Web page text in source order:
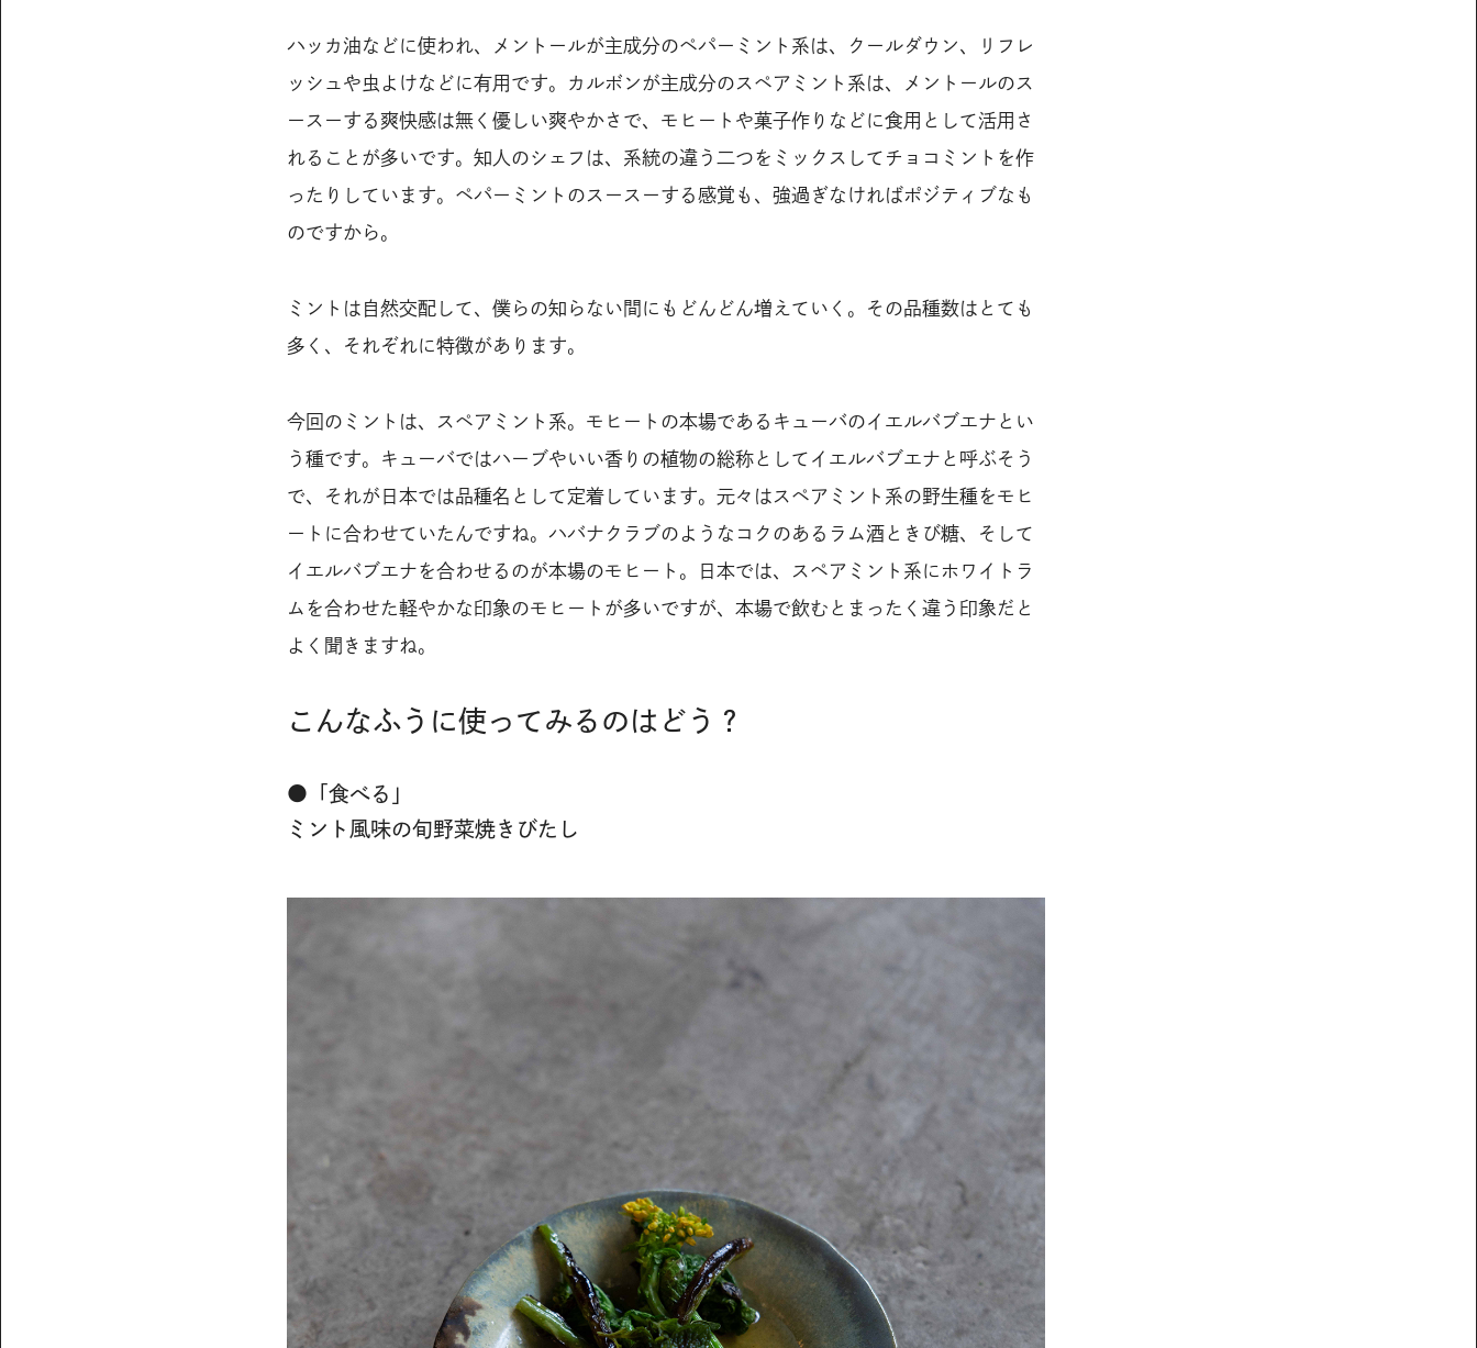
ハッカ油などに使われ、メントールが主成分のペパーミント系は、クールダウン、リフレ
ッシュや虫よけなどに有用です。カルボンが主成分のスペアミント系は、メントールのス
ースーする爽快感は無く優しい爽やかさで、モヒートや菓子作りなどに食用として活用さ
れることが多いです。知人のシェフは、系統の違う二つをミックスしてチョコミントを作
ったりしています。ペパーミントのスースーする感覚も、強過ぎなければポジティブなも
のですから。
ミントは自然交配して、僕らの知らない間にもどんどん増えていく。その品種数はとても
多く、それぞれに特徴があります。
今回のミントは、スペアミント系。モヒートの本場であるキューバのイエルバブエナとい
う種です。キューバではハーブやいい香りの植物の総称としてイエルバブエナと呼ぶそう
で、それが日本では品種名として定着しています。元々はスペアミント系の野生種をモヒ
ートに合わせていたんですね。ハバナクラブのようなコクのあるラム酒ときび糖、そして
イエルバブエナを合わせるのが本場のモヒート。日本では、スペアミント系にホワイトラ
ムを合わせた軽やかな印象のモヒートが多いですが、本場で飲むとまったく違う印象だと
よく聞きますね。
こんなふうに使ってみるのはどう？
●「食べる」
ミント風味の旬野菜焼きびたし